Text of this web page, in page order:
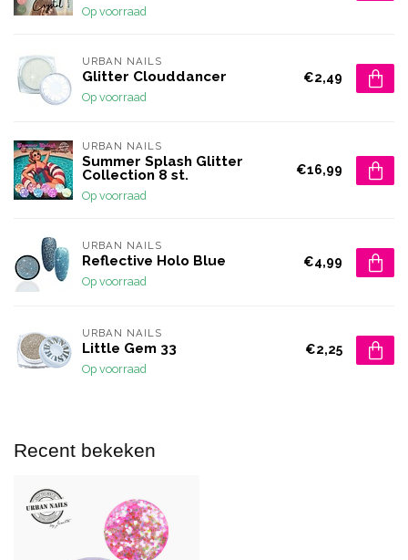
Op voorraad
URBAN NAILS
Glitter Clouddancer
Op voorraad
€2,49
URBAN NAILS
Summer Splash Glitter
Collection 8 st.
Op voorraad
€16,99
URBAN NAILS
Reflective Holo Blue
Op voorraad
€4,99
URBAN NAILS
Little Gem 33
Op voorraad
€2,25
Recent bekeken